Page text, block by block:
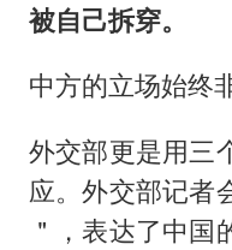
被自己拆穿。
中方的立场始终
外交部更是用三
应。外交部记者
＂，表达了中国